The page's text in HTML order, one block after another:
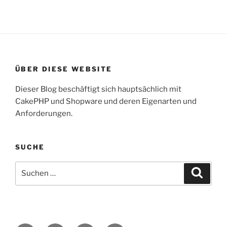
ÜBER DIESE WEBSITE
Dieser Blog beschäftigt sich hauptsächlich mit
CakePHP und Shopware und deren Eigenarten und
Anforderungen.
SUCHE
nach: